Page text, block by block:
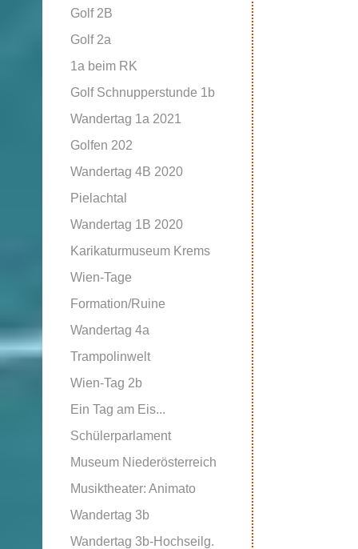
Golf 2B
Golf 2a
1a beim RK
Golf Schnupperstunde 1b
Wandertag 1a 2021
Golfen 202
Wandertag 4B 2020
Pielachtal
Wandertag 1B 2020
Karikaturmuseum Krems
Wien-Tage
Formation/Ruine
Wandertag 4a
Trampolinwelt
Wien-Tag 2b
Ein Tag am Eis...
Schülerparlament
Museum Niederösterreich
Musiktheater: Animato
Wandertag 3b
Wandertag 3b-Hochseilg.